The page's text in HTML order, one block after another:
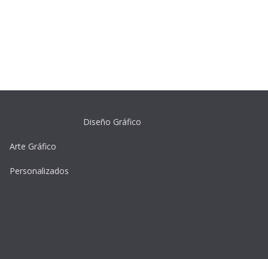
Diseño Gráfico
Arte Gráfico
Personalizados